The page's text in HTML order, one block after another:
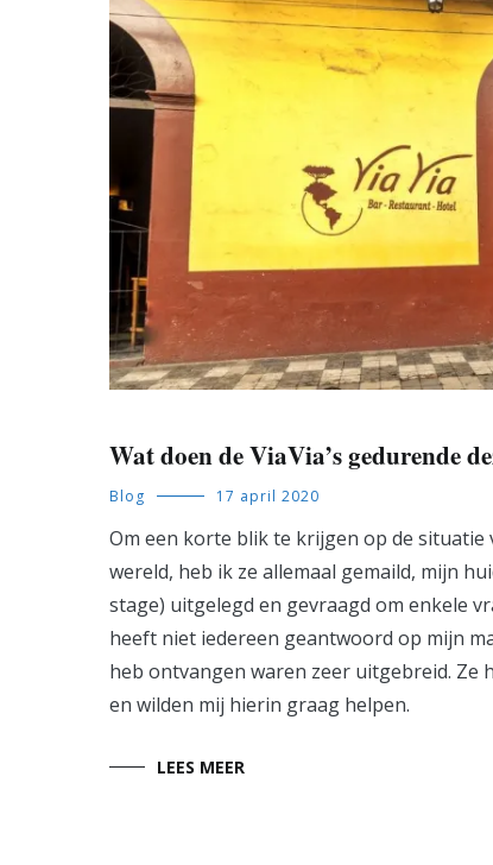
Wat doen de ViaVia’s gedurende
Blog 17 april 2020
Om een korte blik te krijgen op de situatie
wereld, heb ik ze allemaal gemaild, mijn
stage) uitgelegd en gevraagd om enkele
heeft niet iedereen geantwoord op mijn
heb ontvangen waren zeer uitgebreid. Ze
en wilden mij hierin graag helpen.
LEES MEER